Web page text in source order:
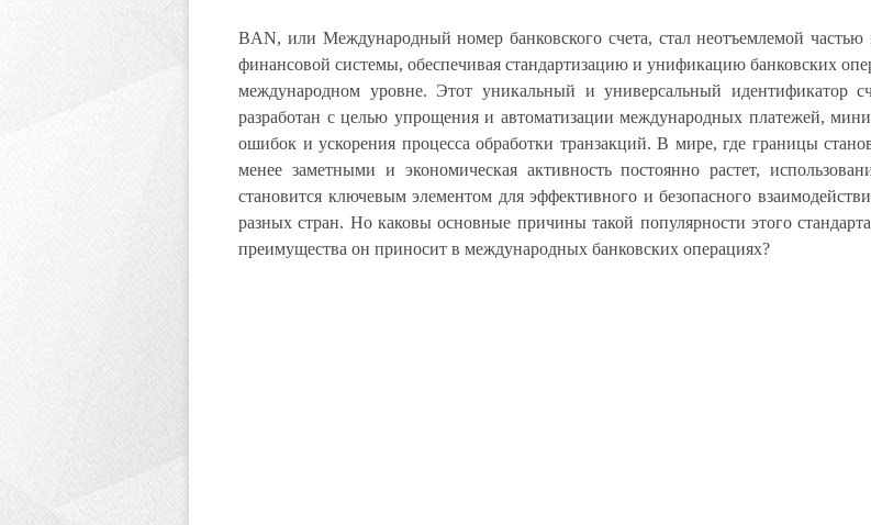
BAN, или Международный номер банковского счета, стал неотъемлемой частью
финансовой системы, обеспечивая стандартизацию и унификацию банковских
международном уровне. Этот уникальный и универсальный идентификатор
разработан с целью упрощения и автоматизации международных платежей,
ошибок и ускорения процесса обработки транзакций. В мире, где границы
менее заметными и экономическая активность постоянно растет,
становится ключевым элементом для эффективного и безопасного
разных стран. Но каковы основные причины такой популярности этого
преимущества он приносит в международных банковских операциях?